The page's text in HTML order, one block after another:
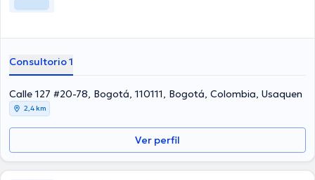
Consultorio 1
Calle 127 #20-78, Bogotá, 110111, Bogotá, Colombia, Usaquen
2,4 km
Ver perfil